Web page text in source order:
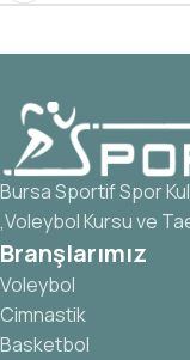
Bursa Sportif Spor
,Voleybol Kursu ve
Branşlarımız
Voleybol
Cimnastik
Basketbol